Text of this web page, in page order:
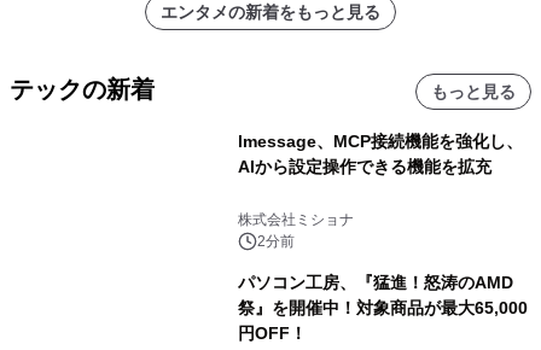
エンタメの新着をもっと見る
テックの新着 もっと見る
lmessage、MCP接続機能を強化し、
AIから設定操作できる機能を拡充
株式会社ミショナ
2分前
パソコン工房、『猛進！怒涛のAMD
祭』を開催中！対象商品が最大65,000
円OFF！